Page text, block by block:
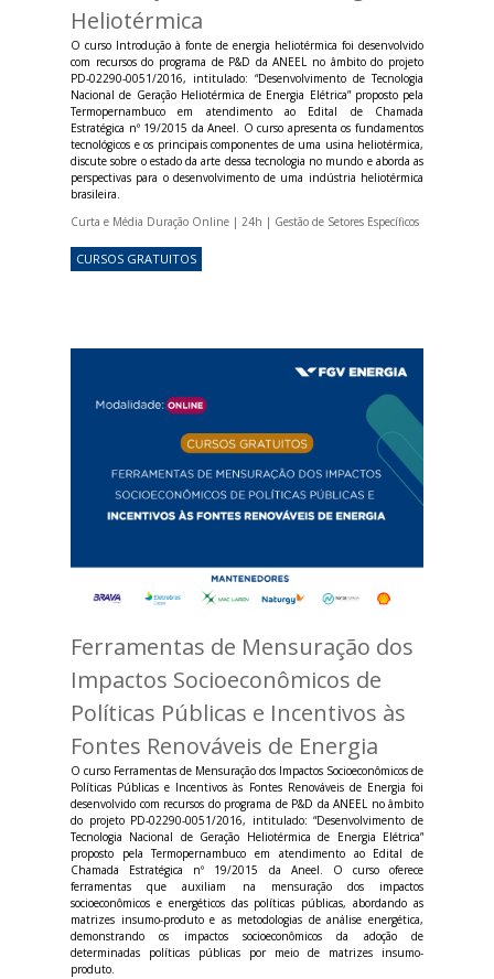
Heliotérmica
O curso Introdução à fonte de energia heliotérmica foi desenvolvido
com recursos do programa de P&D da ANEEL no âmbito do projeto
PD-02290-0051/2016, intitulado: “Desenvolvimento de Tecnologia
Nacional de Geração Heliotérmica de Energia Elétrica” proposto pela
Termopernambuco em atendimento ao Edital de Chamada
Estratégica nº 19/2015 da Aneel. O curso apresenta os fundamentos
tecnológicos e os principais componentes de uma usina heliotérmica,
discute sobre o estado da arte dessa tecnologia no mundo e aborda as
perspectivas para o desenvolvimento de uma indústria heliotérmica
brasileira.
Curta e Média Duração Online | 24h | Gestão de Setores Específicos
CURSOS GRATUITOS
Ferramentas de Mensuração dos
Impactos Socioeconômicos de
Políticas Públicas e Incentivos às
Fontes Renováveis de Energia
O curso Ferramentas de Mensuração dos Impactos Socioeconômicos de
Políticas Públicas e Incentivos às Fontes Renováveis de Energia foi
desenvolvido com recursos do programa de P&D da ANEEL no âmbito
do projeto PD-02290-0051/2016, intitulado: “Desenvolvimento de
Tecnologia Nacional de Geração Heliotérmica de Energia Elétrica”
proposto pela Termopernambuco em atendimento ao Edital de
Chamada Estratégica nº 19/2015 da Aneel. O curso oferece
ferramentas que auxiliam na mensuração dos impactos
socioeconômicos e energéticos das políticas públicas, abordando as
matrizes insumo-produto e as metodologias de análise energética,
demonstrando os impactos socioeconômicos da adoção de
determinadas políticas públicas por meio de matrizes insumo-
produto.